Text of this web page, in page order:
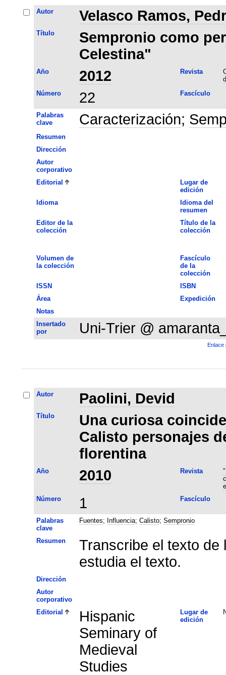
Autor Velasco Ramos,
Título
Sempronio como
Celestina"
Año 2012 Revista
Número
22 Fascículo
Palabras
clave
Caracterización;
Resumen
Dirección
Autor
corporativo
Editorial
Lugar de
edición
Idioma
Idioma del
resumen
Editor de la
colección
Título de la
colección
Volumen de
la colección
Fascículo
de la
colección
ISSN
ISBN
Área
Expedición
Notas
Insertado
por
Uni-Trier @
Enlace
Autor Paolini, Devid
Título
Una curiosa
Calisto personajes
florentina
Año 2010 Revista
Número
1 Fascículo
Palabras
clave
Fuentes; Influencia; Calisto; Sempronio
Resumen
Transcribe el texto de
estudia el texto.
Dirección
Autor
corporativo
Editorial
Hispanic
Seminary of
Medieval
Studies
Lugar de
edición